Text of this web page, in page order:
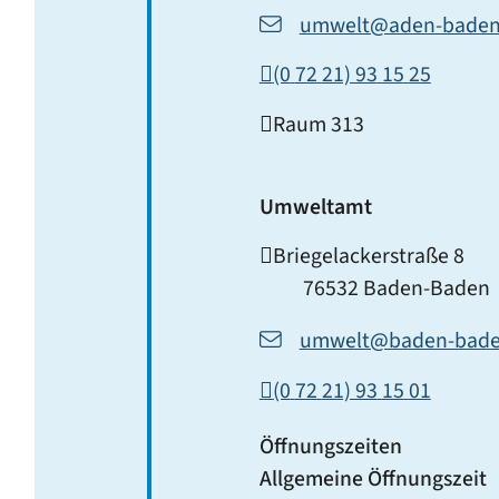
umwelt@aden-
(07221) 931525
Raum313
Umweltamt
Briegelackerstraße 8
76532 Baden-Baden
umwelt@baden-
(07221) 931501
Öffnungszeiten
Allgemeine Öffnungszeit